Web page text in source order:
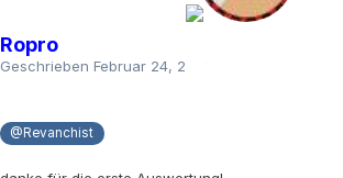
Ropro
Geschrieben Februar 24, 2023
@Revanchist